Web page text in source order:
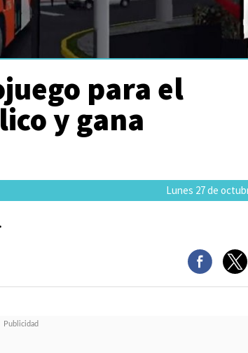
para el
y gana
Lunes 27 de